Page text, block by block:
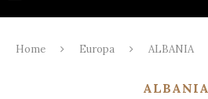
Home Europa ALBANIA
ALBANIA